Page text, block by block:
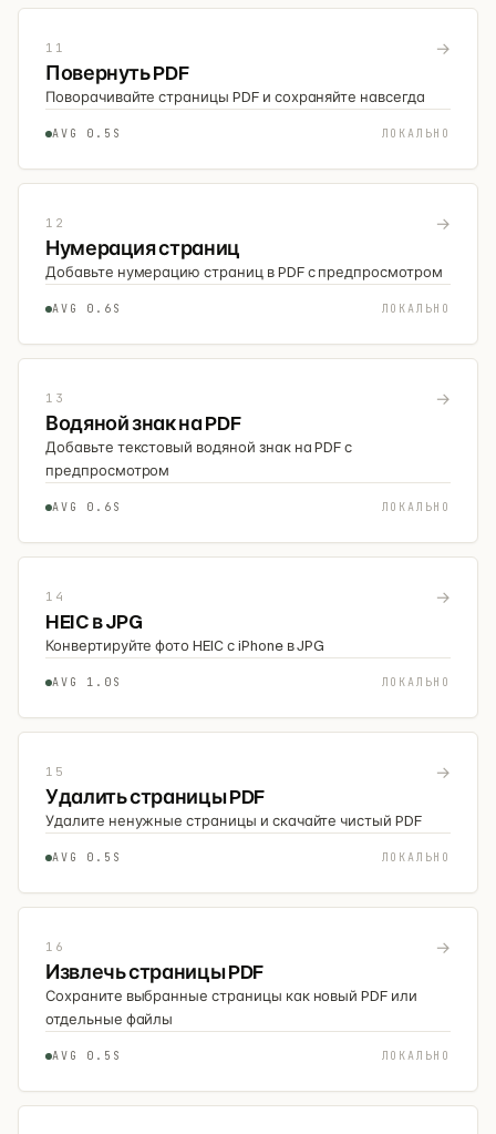
11 →
Повернуть PDF
Поворачивайте страницы PDF и сохраняйте навсегда
AVG 0.5S ЛОКАЛЬНО
12 →
Нумерация страниц
Добавьте нумерацию страниц в PDF с предпросмотром
AVG 0.6S ЛОКАЛЬНО
13 →
Водяной знак на PDF
Добавьте текстовый водяной знак на PDF с
предпросмотром
AVG 0.6S ЛОКАЛЬНО
14 →
HEIC в JPG
Конвертируйте фото HEIC с iPhone в JPG
AVG 1.0S ЛОКАЛЬНО
15 →
Удалить страницы PDF
Удалите ненужные страницы и скачайте чистый PDF
AVG 0.5S ЛОКАЛЬНО
16 →
Извлечь страницы PDF
Сохраните выбранные страницы как новый PDF или
отдельные файлы
AVG 0.5S ЛОКАЛЬНО